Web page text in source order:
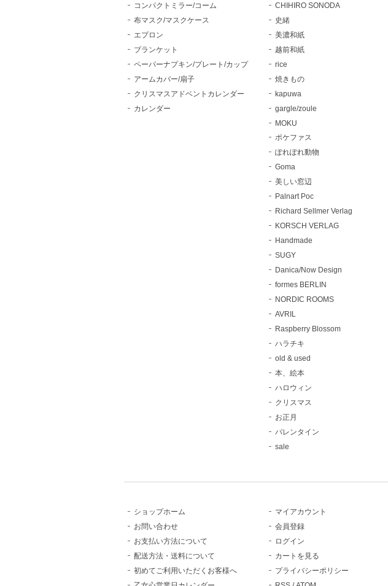
コンパクトミラー/コーム
布マスク/マスクケース
エプロン
ブランケット
ペーパーナプキン/プレート/カップ
アームカバー/扇子
クリスマスアドベントカレンダー
カレンダー
CHIHIRO SONODA
史緒
美濃和紙
越前和紙
rice
焼きもの
kapuwa
gargle/zoule
MOKU
ポケファス
ぽれぽれ動物
Goma
美しい窓辺
Palnart Poc
Richard Sellmer Verlag
KORSCH VERLAG
Handmade
SUGY
Danica/Now Design
formes BERLIN
NORDIC ROOMS
AVRIL
Raspberry Blossom
ハラチキ
old & used
本、絵本
ハロウィン
クリスマス
お正月
バレンタイン
sale
ショップホーム
お問い合わせ
お支払い方法について
配送方法・送料について
初めてご利用いただくお客様へ
マイアカウント
会員登録
ログイン
カートを見る
プライバシーポリシー